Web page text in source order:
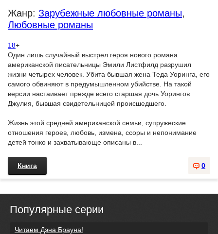
Жанр: Зарубежные любовные романы,
Любовные романы
18+
Один лишь случайный выстрел героя нового романа
американской писательницы Эмили Листфилд разрушил
жизни четырех человек. Убита бывшая жена Теда Уоринга, его
самого обвиняют в предумышленном убийстве. На такой
версии настаивает прежде всего старшая дочь Уорингов
Джулия, бывшая свидетельницей происшедшего.
Жизнь этой средней американской семьи, супружеские
отношения героев, любовь, измена, ссоры и непонимание
детей тонко и захватывающе описаны в...
0
Книга
Популярные серии
Читаем Дэна Брауна!